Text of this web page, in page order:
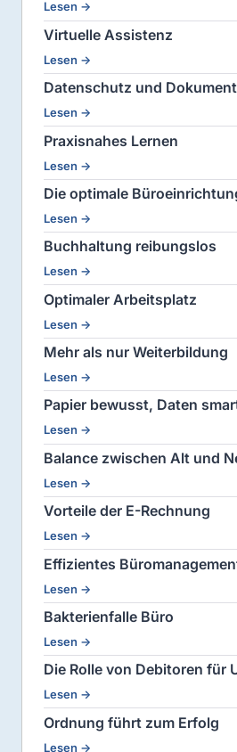
Lesen →
Virtuelle Assistenz
Lesen →
Datenschutz und
Lesen →
Praxisnahes Lernen
Lesen →
Die optimale
Lesen →
Buchhaltung reibungslos
Lesen →
Optimaler Arbeitsplatz
Lesen →
Mehr als nur Weiterbildung
Lesen →
Papier bewusst, Daten
Lesen →
Balance zwischen Alt und
Lesen →
Vorteile der E-Rechnung
Lesen →
Effizientes
Lesen →
Bakterienfalle Büro
Lesen →
Die Rolle von Debitoren für
Lesen →
Ordnung führt zum Erfolg
Lesen →